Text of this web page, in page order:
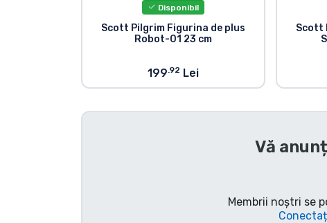
Disponibil
Scott Pilgrim Figurina de plus
Robot-01 23 cm
199.92 Lei
Scott
Vă
Membrii noștri se
Sortare după jocuri
Sortare după sport
Sortare după muzică